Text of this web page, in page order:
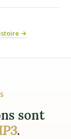
→
sont
.